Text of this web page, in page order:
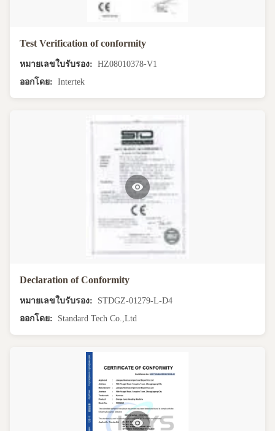
Test Verification of conformity
หมายเลขใบรับรอง: HZ08010378-V1
ออกโดย: Intertek
Declaration of Conformity
หมายเลขใบรับรอง:
STDGZ-01279-L-D4
ออกโดย:
Standard Tech Co.,Ltd